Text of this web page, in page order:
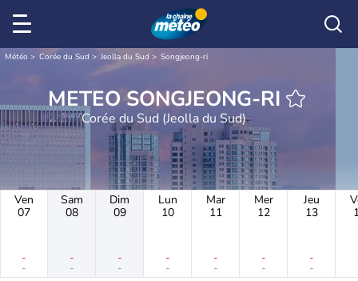
Météo Corée du Sud Jeolla du Sud Songjeong-ri
METEO SONGJEONG-RI
Corée du Sud (Jeolla du Sud)
Ven
07
-
-
Sam
08
-
-
Dim
09
-
-
Lun
10
-
-
Mar
11
-
-
Mer
12
-
-
Jeu
13
-
-